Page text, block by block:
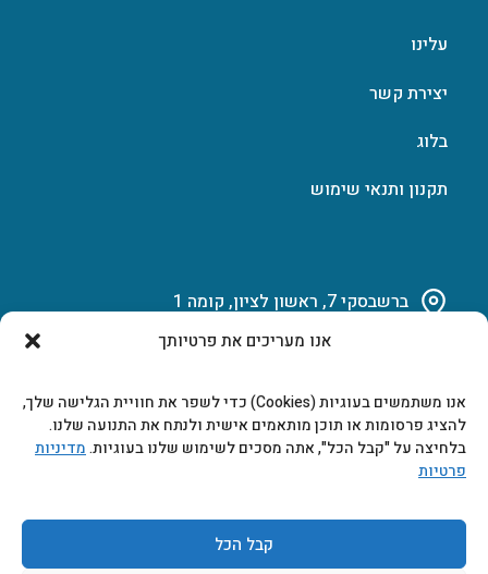
אנו מעריכים את פרטיותך
אנו משתמשים בעוגיות (Cookies) כדי לשפר את חוויית הגלישה שלך,
להציג פרסומות או תוכן מותאמים אישית ולנתח את התנועה שלנו.
בלחיצה על "קבל הכל", אתה מסכים לשימוש שלנו בעוגיות.מדיניות
פרטיות
קבל הכל
עלינו
יצירת קשר
בלוג
תקנון ותנאי שימוש
ברשבסקי 7, ראשון לציון, קומה 1
marketing@b-tech.co.il